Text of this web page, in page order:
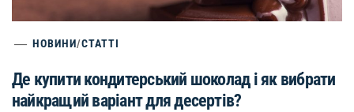
НОВИНИ/СТАТТІ
Де купити кондитерський шоколад і як вибрати
найкращий варіант для десертів?